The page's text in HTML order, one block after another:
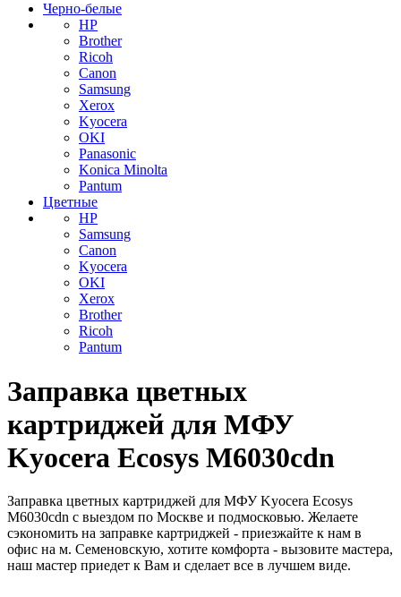
Черно-белые
HP
Brother
Ricoh
Canon
Samsung
Xerox
Kyocera
OKI
Panasonic
Konica Minolta
Pantum
Цветные
HP
Samsung
Canon
Kyocera
OKI
Xerox
Brother
Ricoh
Pantum
Заправка цветных
картриджей для МФУ
Kyocera Ecosys M6030cdn
Заправка цветных картриджей для МФУ Kyocera Ecosys
M6030cdn с выездом по Москве и подмосковью. Желаете
сэкономить на заправке картриджей - приезжайте к нам в
офис на м. Семеновскую, хотите комфорта - вызовите мастера,
наш мастер приедет к Вам и сделает все в лучшем виде.